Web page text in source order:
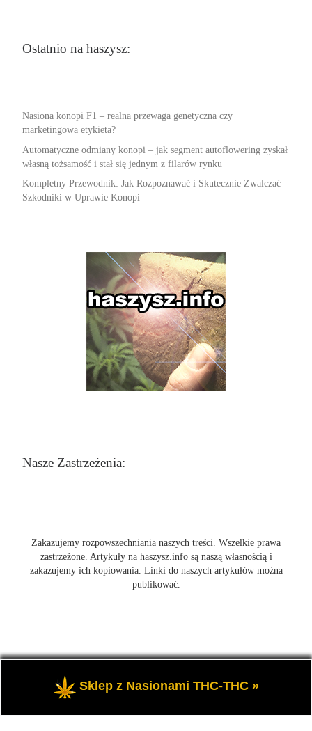
Ostatnio na haszysz:
Nasiona konopi F1 – realna przewaga genetyczna czy
marketingowa etykieta?
Automatyczne odmiany konopi – jak segment autoflowering zyskał
własną tożsamość i stał się jednym z filarów rynku
Kompletny Przewodnik: Jak Rozpoznawać i Skutecznie Zwalczać
Szkodniki w Uprawie Konopi
Nasze Zastrzeżenia:
Zakazujemy rozpowszechniania naszych treści. Wszelkie prawa
zastrzeżone. Artykuły na haszysz.info są naszą własnością i
zakazujemy ich kopiowania. Linki do naszych artykułów można
publikować.
© 2026 Blog Haszysz – Wszelkie prawa zastrzeżone
Haszysz to newsy i informacje o marihuanie.
Sklep z Nasionami THC-THC »